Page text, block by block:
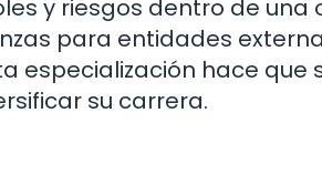
y riesgos dentro de una
para entidades
especialización hace que
su carrera.